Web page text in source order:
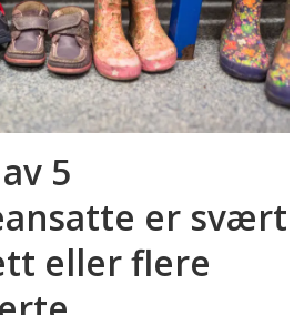
5
er svært
eller flere